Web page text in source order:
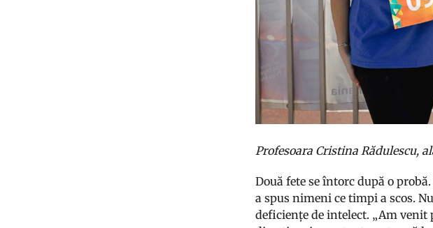
Profesoara Cristina Rădulescu,
Două fete se întorc după o
a spus nimeni ce timpi a scos.
deficiențe de intelect. „Am